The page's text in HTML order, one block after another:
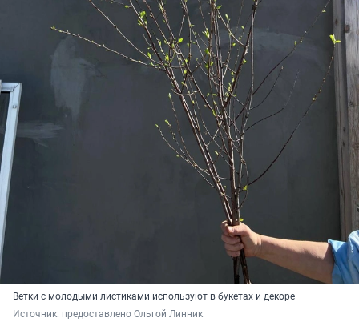
Ветки с молодыми листиками используют в букетах и декоре
Источник: предоставлено Ольгой Линник